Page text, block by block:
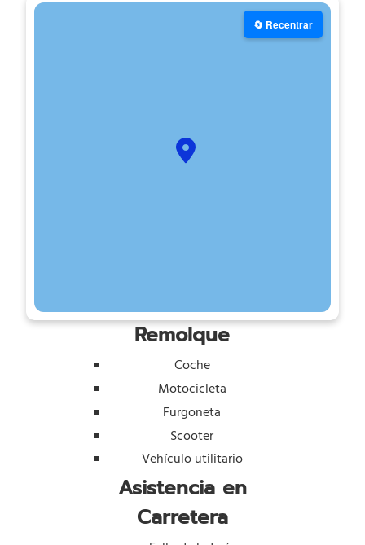
🔄 Recentrar
Remolque
Coche
Motocicleta
Furgoneta
Scooter
Vehículo utilitario
Asistencia en
Carretera